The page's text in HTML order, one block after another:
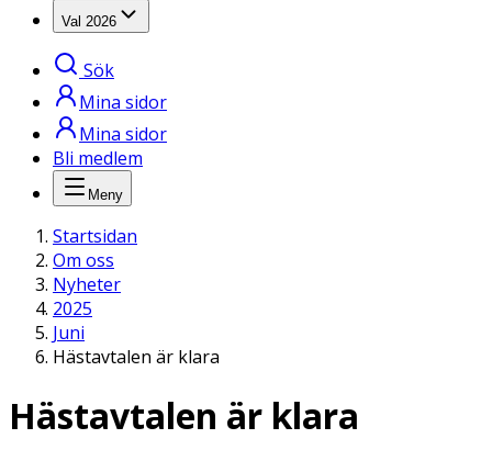
Val 2026
Sök
Mina sidor
Mina sidor
Bli medlem
Meny
Startsidan
Om oss
Nyheter
2025
Juni
Hästavtalen är klara
Hästavtalen är klara